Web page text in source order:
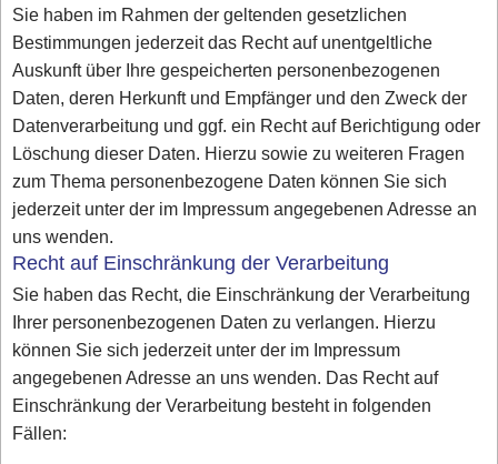
Sie haben im Rahmen der geltenden gesetzlichen
Bestimmungen jederzeit das Recht auf unentgeltliche
Auskunft über Ihre gespeicherten personenbezogenen
Daten, deren Herkunft und Empfänger und den Zweck der
Datenverarbeitung und ggf. ein Recht auf Berichtigung oder
Löschung dieser Daten. Hierzu sowie zu weiteren Fragen
zum Thema personenbezogene Daten können Sie sich
jederzeit unter der im Impressum angegebenen Adresse an
uns wenden.
Recht auf Einschränkung der Verarbeitung
Sie haben das Recht, die Einschränkung der Verarbeitung
Ihrer personenbezogenen Daten zu verlangen. Hierzu
können Sie sich jederzeit unter der im Impressum
angegebenen Adresse an uns wenden. Das Recht auf
Einschränkung der Verarbeitung besteht in folgenden
Fällen: